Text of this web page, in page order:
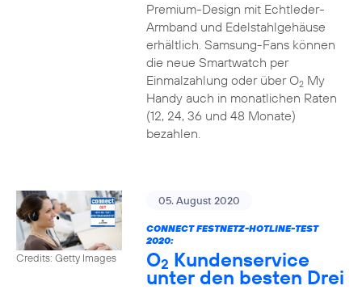
Premium-Design mit Echtleder-
Armband und Edelstahlgehäuse
erhältlich. Samsung-Fans können
die neue Smartwatch per
Einmalzahlung oder über O2My
Handy auch in monatlichen Raten
(12, 24, 36 und 48 Monate)
bezahlen.
Credits: Getty Images
05. August 2020
CONNECT FESTNETZ-HOTLINE-TEST
2020:
O2 Kundenservice
unter den besten Drei